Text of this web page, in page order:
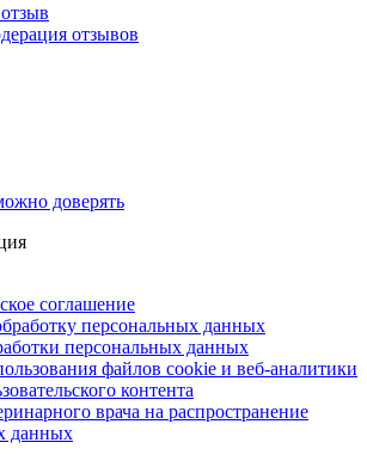
отзывов
доверять
соглашение
персональных данных
персональных данных
файлов cookie и веб-аналитики
контента
врача на распространение
данных